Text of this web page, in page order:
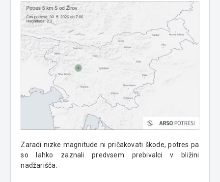
Zaradi nizke magnitude ni pričakovati škode, potres pa
so lahko zaznali predvsem prebivalci v bližini
nadžarišča.